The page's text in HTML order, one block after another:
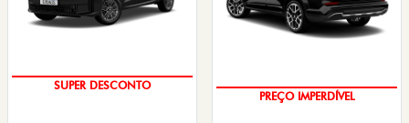
BÔNUS DE ATÉ R$ 14 MIL
COM USADO NA TROCA